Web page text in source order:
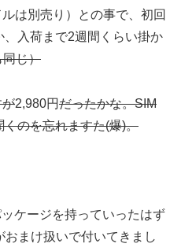
は別売り）との事で、初回
入荷まで2週間くらい掛か
同じ）
が2,980円だったかな。SIM
のを忘れますた(爆)。
ケージを持っていったはず
まけ扱いで付いてきまし